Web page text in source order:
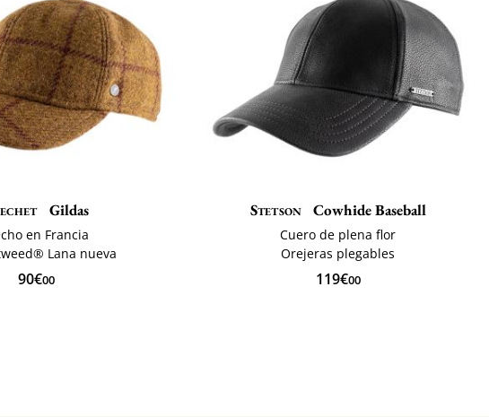
Gildas
en Francia
Lana nueva
90€00
Stetson Cowhide Baseball
Cuero de plena flor
Orejeras plegables
119€00